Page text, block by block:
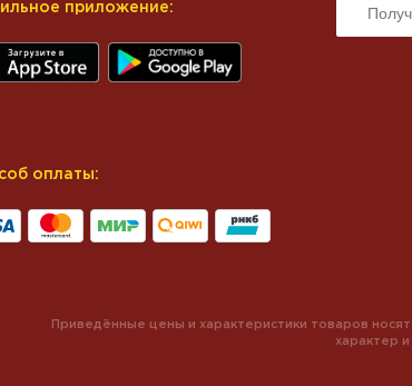
приложение:
оплаты:
Приведённые цены и характеристики товаров
характер